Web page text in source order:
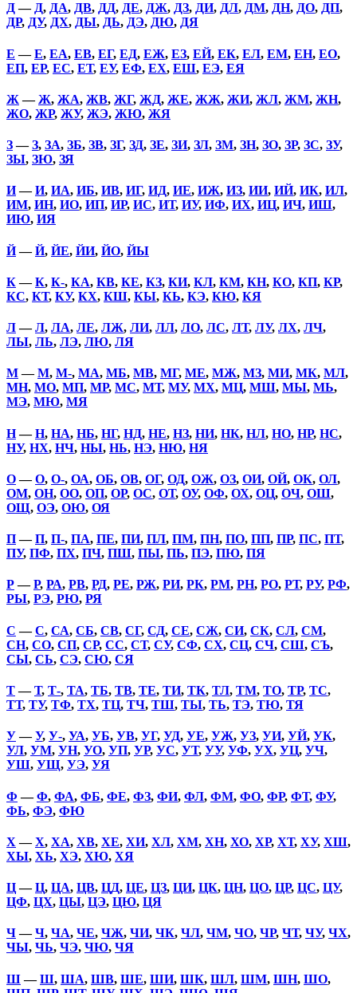
Д— Д, ДА, ДВ, ДД, ДЕ, ДЖ, ДЗ, ДИ, ДЛ, ДМ, ДН, ДО, ДП,
ДР, ДУ, ДХ, ДЫ, ДЬ, ДЭ, ДЮ, ДЯ
Е —Е, ЕА, ЕВ, ЕГ, ЕД, ЕЖ, ЕЗ, ЕЙ, ЕК, ЕЛ, ЕМ, ЕН, ЕО,
ЕП, ЕР, ЕС, ЕТ, ЕУ, ЕФ, ЕХ, ЕШ, ЕЭ, ЕЯ
Ж —Ж, ЖА, ЖВ, ЖГ, ЖД, ЖЕ, ЖЖ, ЖИ, ЖЛ, ЖМ, ЖН,
ЖО, ЖР, ЖУ, ЖЭ, ЖЮ, ЖЯ
З—З, ЗА, ЗБ, ЗВ, ЗГ, ЗД, ЗЕ, ЗИ, ЗЛ, ЗМ, ЗН, ЗО, ЗР, ЗС, ЗУ,
ЗЫ, ЗЮ, ЗЯ
И—И, ИА, ИБ, ИВ, ИГ, ИД, ИЕ, ИЖ, ИЗ, ИИ, ИЙ, ИК, ИЛ,
ИМ, ИН, ИО, ИП, ИР, ИС, ИТ, ИУ, ИФ, ИХ, ИЦ, ИЧ, ИШ,
ИЮ, ИЯ
Й—Й, ЙЕ, ЙИ, ЙО, ЙЫ
К—К, К-, КА, КВ, КЕ, КЗ, КИ, КЛ, КМ, КН, КО, КП, КР,
КС, КТ, КУ, КХ, КШ, КЫ, КЬ, КЭ, КЮ, КЯ
Л—Л, ЛА, ЛЕ, ЛЖ, ЛИ, ЛЛ, ЛО, ЛС, ЛТ, ЛУ, ЛХ, ЛЧ,
ЛЫ, ЛЬ, ЛЭ, ЛЮ, ЛЯ
М—М, М-, МА, МБ, МВ, МГ, МЕ, МЖ, МЗ, МИ, МК, МЛ,
МН, МО, МП, МР, МС, МТ, МУ, МХ, МЦ, МШ, МЫ, МЬ,
МЭ, МЮ, МЯ
Н—Н, НА, НБ, НГ, НД, НЕ, НЗ, НИ, НК, НЛ, НО, НР, НС,
НУ, НХ, НЧ, НЫ, НЬ, НЭ, НЮ, НЯ
О—О, О-, ОА, ОБ, ОВ, ОГ, ОД, ОЖ, ОЗ, ОИ, ОЙ, ОК, ОЛ,
ОМ, ОН, ОО, ОП, ОР, ОС, ОТ, ОУ, ОФ, ОХ, ОЦ, ОЧ, ОШ,
ОЩ, ОЭ, ОЮ, ОЯ
П—П, П-, ПА, ПЕ, ПИ, ПЛ, ПМ, ПН, ПО, ПП, ПР, ПС, ПТ,
ПУ, ПФ, ПХ, ПЧ, ПШ, ПЫ, ПЬ, ПЭ, ПЮ, ПЯ
Р—Р, РА, РВ, РД, РЕ, РЖ, РИ, РК, РМ, РН, РО, РТ, РУ, РФ,
РЫ, РЭ, РЮ, РЯ
С —С, СА, СБ, СВ, СГ, СД, СЕ, СЖ, СИ, СК, СЛ, СМ,
СН, СО, СП, СР, СС, СТ, СУ, СФ, СХ, СЦ, СЧ, СШ, СЪ,
СЫ, СЬ, СЭ, СЮ, СЯ
Т—Т, Т-, ТА, ТБ, ТВ, ТЕ, ТИ, ТК, ТЛ, ТМ, ТО, ТР, ТС,
ТТ, ТУ, ТФ, ТХ, ТЦ, ТЧ, ТШ, ТЫ, ТЬ, ТЭ, ТЮ, ТЯ
У—У, У-, УА, УБ, УВ, УГ, УД, УЕ, УЖ, УЗ, УИ, УЙ, УК,
УЛ, УМ, УН, УО, УП, УР, УС, УТ, УУ, УФ, УХ, УЦ, УЧ,
УШ, УЩ, УЭ, УЯ
Ф —Ф, ФА, ФБ, ФЕ, ФЗ, ФИ, ФЛ, ФМ, ФО, ФР, ФТ, ФУ,
ФЬ, ФЭ, ФЮ
Х —Х, ХА, ХВ, ХЕ, ХИ, ХЛ, ХМ, ХН, ХО, ХР, ХТ, ХУ, ХШ,
ХЫ, ХЬ, ХЭ, ХЮ, ХЯ
Ц—Ц, ЦА, ЦВ, ЦД, ЦЕ, ЦЗ, ЦИ, ЦК, ЦН, ЦО, ЦР, ЦС, ЦУ,
ЦФ, ЦХ, ЦЫ, ЦЭ, ЦЮ, ЦЯ
Ч—Ч, ЧА, ЧЕ, ЧЖ, ЧИ, ЧК, ЧЛ, ЧМ, ЧО, ЧР, ЧТ, ЧУ, ЧХ,
ЧЫ, ЧЬ, ЧЭ, ЧЮ, ЧЯ
Ш—Ш, ША, ШВ, ШЕ, ШИ, ШК, ШЛ, ШМ, ШН, ШО,